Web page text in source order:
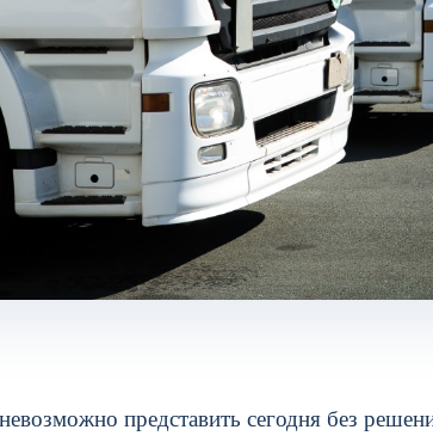
представить сегодня без